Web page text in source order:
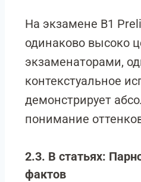
На экзамене B1
одинаково высоко
экзаменаторами,
контекстуальное
демонстрирует
понимание
2.3. В статьях:
фактов